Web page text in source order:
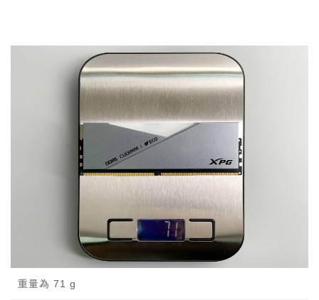
重量為 71 g